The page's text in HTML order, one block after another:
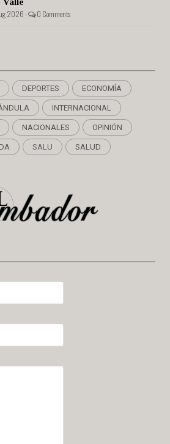
2026 - 0 Comments
DEPORTES ECONOMÍA
INTERNACIONAL
NACIONALES OPINIÓN
SALU SALUD